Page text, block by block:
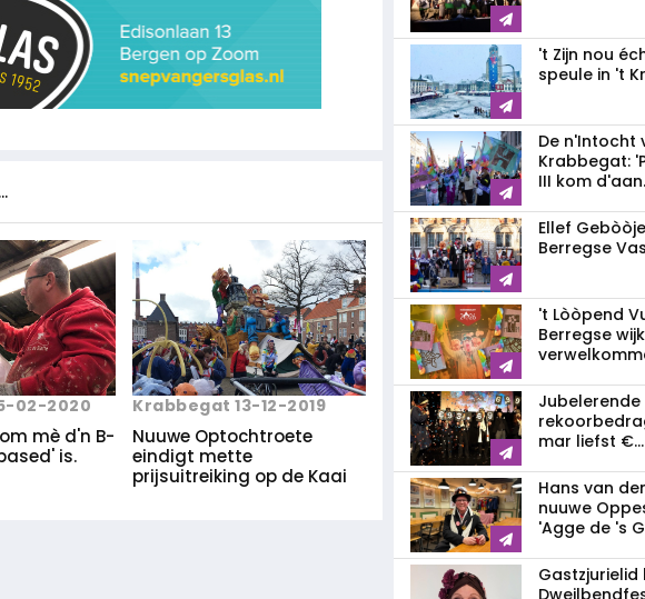
02-2020
mè d'n B-
is.
Krabbegat 13-12-2019
Nuuwe Optochtroete
eindigt mette
prijsuitreiking op de Kaai
't Zijn nou
speule in 't
De n'Intocht
Krabbegat:
III kom
Ellef
Berregse
't Lòòpend
Berregse
Jubelerende
mar liefst €...
Hans van
nuuwe
'Agge de 's